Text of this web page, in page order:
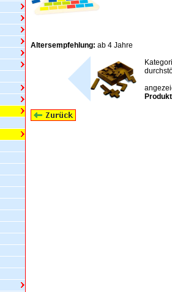
Altersempfehlung: ab 4 Jahre